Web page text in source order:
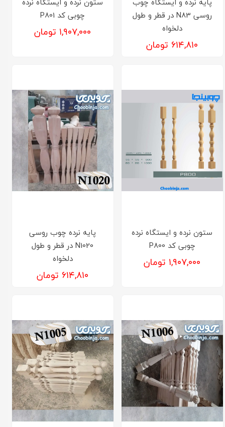
روسی N83 در قطر و طول
دلخواه
۶۱۴,۸۱۰ تومان
چوبی کد P801
۱,۹۰۷,۰۰۰ تومان
ستون نرده و ایستگاه نرده
چوبی کد P800
۱,۹۰۷,۰۰۰ تومان
پایه نرده چوب روسی
N1020 در قطر و طول
دلخواه
۶۱۴,۸۱۰ تومان